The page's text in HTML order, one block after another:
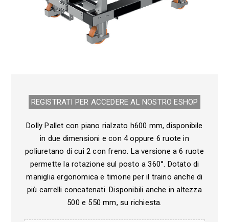
REGISTRATI PER ACCEDERE AL NOSTRO E­SHOP
Dolly Pallet con piano rialzato h600 mm, disponibile
in due dimensioni e con 4 oppure 6 ruote in
poliuretano di cui 2 con freno. La versione a 6 ruote
permette la rotazione sul posto a 360°. Dotato di
maniglia ergonomica e timone per il traino anche di
più carrelli concatenati. Disponibili anche in altezza
500 e 550 mm, su richiesta.